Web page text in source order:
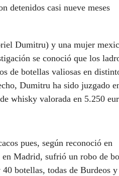
detenidos casi nueve meses
Dumitru) y una mujer
se conoció que los
de botellas valiosas en
Dumitru ha sido juzgado
whisky valorada en 5.250
pues, según reconoció en
en Madrid, sufrió un robo de
botellas, todas de Burdeos y